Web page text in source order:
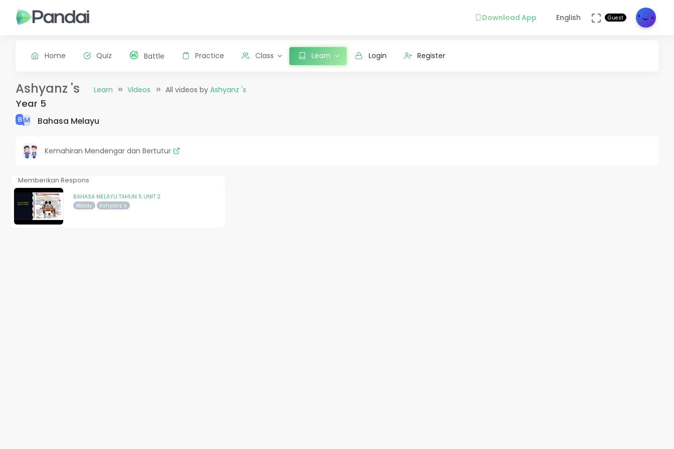
Download App English Guest
Home Quiz Battle Practice Class Learn Login Register
Ashyanz 's Learn Videos All videos by Ashyanz 's
Year 5
Bahasa Melayu
Kemahiran Mendengar dan Bertutur
Memberikan Respons
BAHASA MELAYU TAHUN 5 UNIT 2
Malay Ashyanz 's